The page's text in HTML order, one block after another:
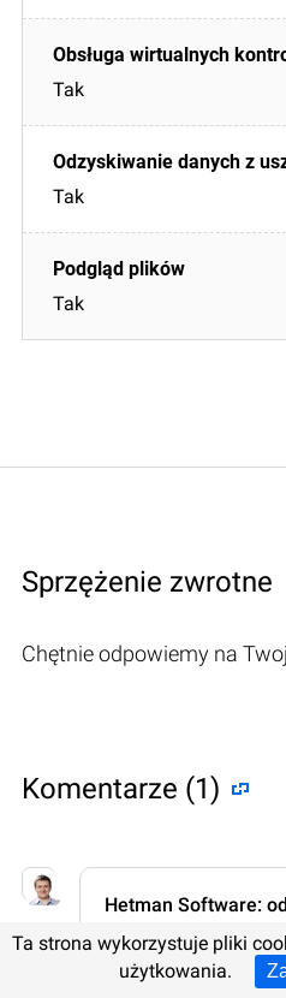
Tak
Tak
Tak
Sprzężenie zwrotne
Chętnie odpowiemy na
Komentarze (1)
Hetman Software:
naprawa PC
2022.08.9 12:31 #
Ta strona wykorzystuje pliki
użytkowania.